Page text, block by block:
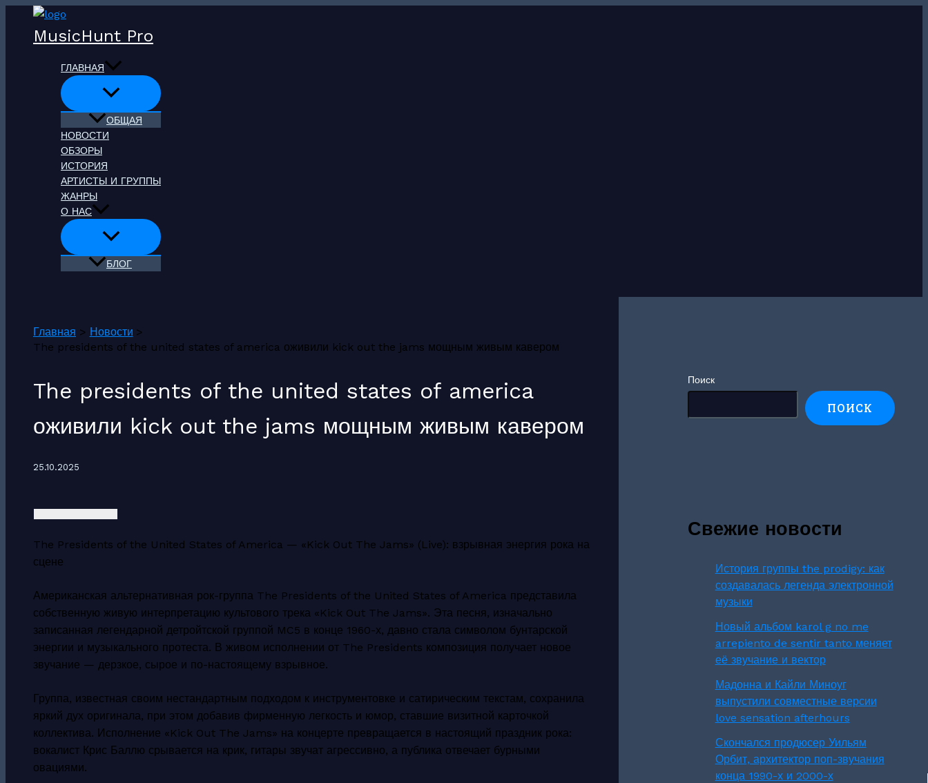
Перейти
содержимому
MusicHunt Pro
ГЛАВНАЯ
ОБЩАЯ
НОВОСТИ
ОБЗОРЫ
ИСТОРИЯ
АРТИСТЫ И ГРУППЫ
ЖАНРЫ
О НАС
БЛОГ
Главная
Новости
The presidents of the united states of america оживили kick out the jams мощным живым кавером
The presidents of the united states of america
оживили kick out the jams мощным живым кавером
25.10.2025
The Presidents of the United States of America — «Kick Out The Jams» (Live): взрывная энергия рока на
сцене
Американская альтернативная рок-группа The Presidents of the United States of America представила
собственную живую интерпретацию культового трека «Kick Out The Jams». Эта песня, изначально
записанная легендарной детройтской группой MC5 в конце 1960-х, давно стала символом бунтарской
энергии и музыкального протеста. В живом исполнении от The Presidents композиция получает новое
звучание — дерзкое, сырое и по-настоящему взрывное.
Группа, известная своим нестандартным подходом к инструментовке и сатирическим текстам, сохранила
яркий дух оригинала, при этом добавив фирменную легкость и юмор, ставшие визитной карточкой
коллектива. Исполнение «Kick Out The Jams» на концерте превращается в настоящий праздник рока:
вокалист Крис Баллю срывается на крик, гитары звучат агрессивно, а публика отвечает бурными
овациями.
Поиск
ПОИСК
Свежие новости
История группы the prodigy: как
создавалась легенда электронной
музыки
Новый альбом karol g no me
arrepiento de sentir tanto меняет
её звучание и вектор
Мадонна и Кайли Миноуг
выпустили совместные версии
love sensation afterhours
Скончался продюсер Уильям
Орбит, архитектор поп-звучания
конца 1990-х и 2000-х